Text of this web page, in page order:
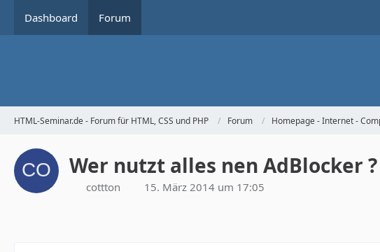
Dashboard Forum
HTML-Seminar.de - Forum für HTML, CSS und PHP Forum Homepage - Internet -
Wer nutzt alles nen AdBlocker ?
cottton 15. März 2014 um 17:05